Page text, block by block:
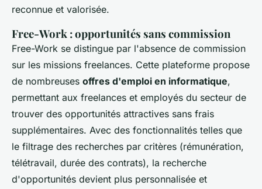
reconnue et valorisée.
Free-Work : opportunités sans commission
Free-Work se distingue par l'absence de commission
sur les missions freelances. Cette plateforme propose
de nombreuses offres d'emploi en informatique,
permettant aux freelances et employés du secteur de
trouver des opportunités attractives sans frais
supplémentaires. Avec des fonctionnalités telles que
le filtrage des recherches par critères (rémunération,
télétravail, durée des contrats), la recherche
d'opportunités devient plus personnalisée et